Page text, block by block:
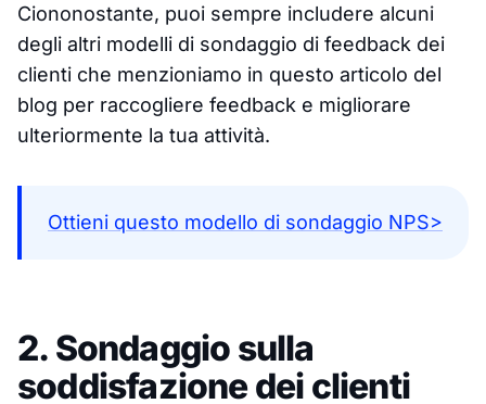
Ciononostante, puoi sempre includere alcuni
degli altri modelli di sondaggio di feedback dei
clienti che menzioniamo in questo articolo del
blog per raccogliere feedback e migliorare
ulteriormente la tua attività.
Ottieni questo modello di sondaggio NPS>
2. Sondaggio sulla
soddisfazione dei clienti